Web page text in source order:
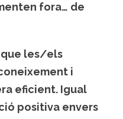
fora… de
les/els
i
eficient. Igual
positiva envers